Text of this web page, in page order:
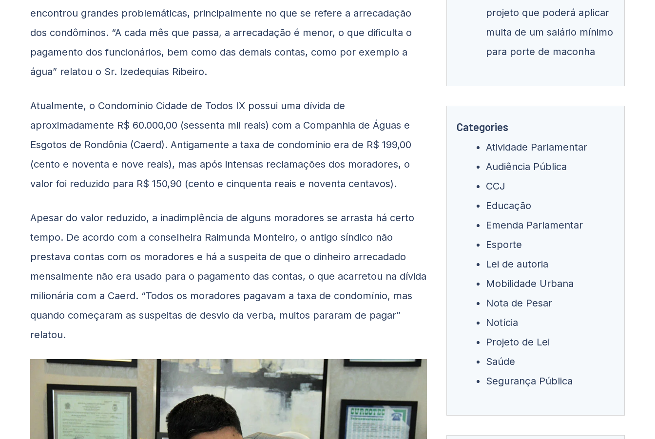
encontrou grandes problemáticas, principalmente no que se refere a arrecadação
dos condôminos. “A cada mês que passa, a arrecadação é menor, o que dificulta o
pagamento dos funcionários, bem como das demais contas, como por exemplo a
água” relatou o Sr. Izedequias Ribeiro.
Atualmente, o Condomínio Cidade de Todos IX possui uma dívida de
aproximadamente R$ 60.000,00 (sessenta mil reais) com a Companhia de Águas e
Esgotos de Rondônia (Caerd). Antigamente a taxa de condomínio era de R$ 199,00
(cento e noventa e nove reais), mas após intensas reclamações dos moradores, o
valor foi reduzido para R$ 150,90 (cento e cinquenta reais e noventa centavos).
Apesar do valor reduzido, a inadimplência de alguns moradores se arrasta há certo
tempo. De acordo com a conselheira Raimunda Monteiro, o antigo síndico não
prestava contas com os moradores e há a suspeita de que o dinheiro arrecadado
mensalmente não era usado para o pagamento das contas, o que acarretou na dívida
milionária com a Caerd. “Todos os moradores pagavam a taxa de condomínio, mas
quando começaram as suspeitas de desvio da verba, muitos pararam de pagar”
relatou.
projeto que poderá aplicar
multa de um salário mínimo
para porte de maconha
Categories
Atividade Parlamentar
Audiência Pública
CCJ
Educação
Emenda Parlamentar
Esporte
Lei de autoria
Mobilidade Urbana
Nota de Pesar
Notícia
Projeto de Lei
Saúde
Segurança Pública